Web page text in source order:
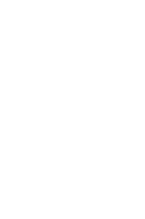
jotka
jopa kerrossängyt